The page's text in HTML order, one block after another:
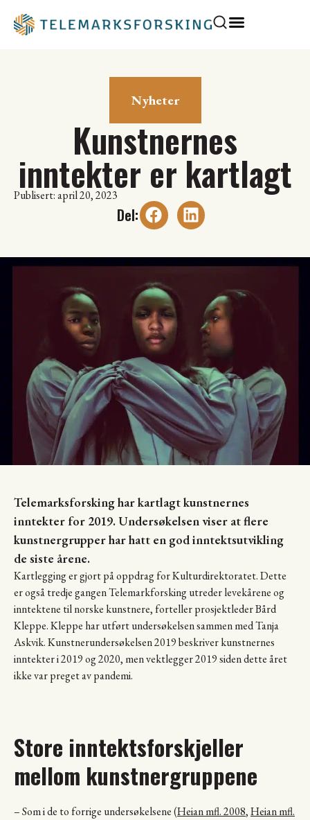
Nyheter
Kunstnernes
inntekter er kartlagt
Publisert: april 20, 2023
Telemarksforsking har kartlagt kunstnernes
inntekter for 2019. Undersøkelsen viser at flere
kunstnergrupper har hatt en god inntektsutvikling
de siste årene.
Kartlegging er gjort på oppdrag for Kulturdirektoratet. Dette
er også tredje gangen Telemarkforsking utreder levekårene og
inntektene til norske kunstnere, forteller prosjektleder Bård
Kleppe. Kleppe har utført undersøkelsen sammen med Tanja
Askvik. Kunstnerundersøkelsen 2019 beskriver kunstnernes
inntekter i 2019 og 2020, men vektlegger 2019 siden dette året
ikke var preget av pandemi.
Store inntektsforskjeller
mellom kunstnergruppene
– Som i de to forrige undersøkelsene (Heian mfl. 2008,Heian mfl.